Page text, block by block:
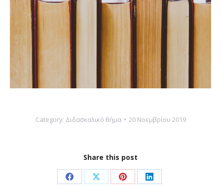
Category: Διδασκαλικό Βήμα 20 Νοεμβρίου 2019
Share this post
Share Share Share Share